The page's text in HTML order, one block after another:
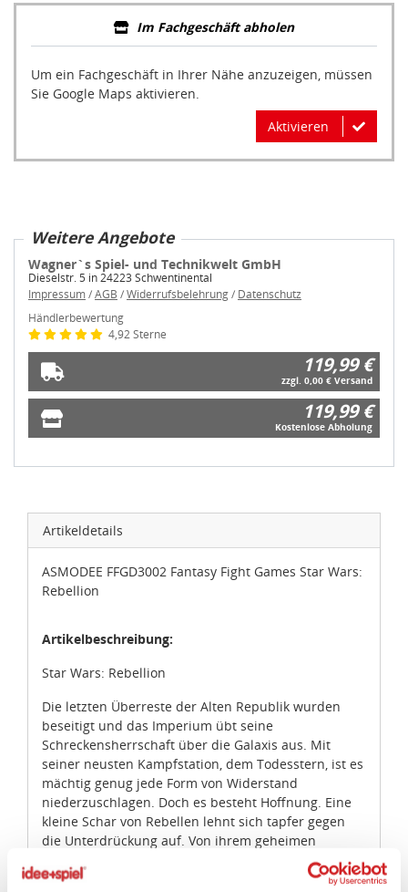
Im Fachgeschäft abholen
Um ein Fachgeschäft in Ihrer Nähe anzuzeigen, müssen
Sie Google Maps aktivieren.
Aktivieren
Weitere Angebote
Wagner`s Spiel- und Technikwelt GmbH
Dieselstr. 5 in 24223 Schwentinental
Impressum/AGB /Widerrufsbelehrung/ Datenschutz
Händlerbewertung
4,92 Sterne
119,99 €
zzgl. 0,00 € Versand
119,99 €
Kostenlose Abholung
Artikeldetails
ASMODEE FFGD3002 Fantasy Fight Games Star Wars:
Rebellion
Artikelbeschreibung:
Star Wars: Rebellion
Die letzten Überreste der Alten Republik wurden
beseitigt und das Imperium übt seine
Schreckensherrschaft über die Galaxis aus. Mit
seiner neusten Kampfstation, dem Todesstern, ist es
mächtig genug jede Form von Widerstand
niederzuschlagen. Doch es besteht Hoffnung. Eine
kleine Schar von Rebellen lehnt sich tapfer gegen
die Unterdrückung auf. Von ihrem geheimen
Stützpunkt aus planen sie, das Imperium zu stürzen
und der Galaxis Frieden und Freiheit